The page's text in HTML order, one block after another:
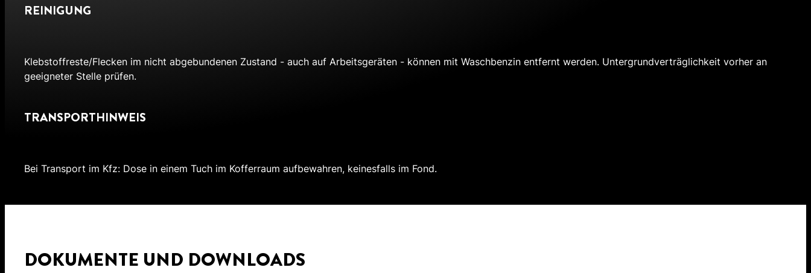
REINIGUNG
Klebstoffreste/Flecken im nicht abgebundenen Zustand - auch auf Arbeitsgeräten - können mit Waschbenzin entfernt werden. Untergrundverträglichkeit vorher an
geeigneter Stelle prüfen.
TRANSPORTHINWEIS
Bei Transport im Kfz: Dose in einem Tuch im Kofferraum aufbewahren, keinesfalls im Fond.
DOKUMENTE UND DOWNLOADS